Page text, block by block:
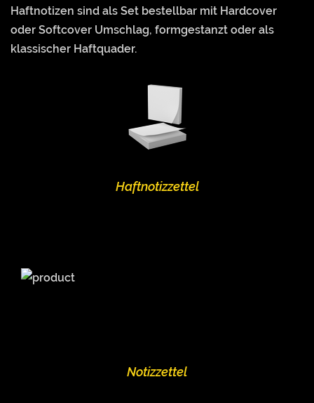
Haftnotizen sind als Set bestellbar mit Hardcover
oder Softcover Umschlag, formgestanzt oder als
klassischer Haftquader.
Haftnotizzettel
Notizzettel